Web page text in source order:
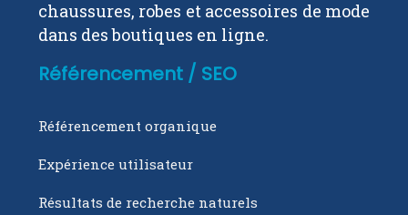
chaussures, robes et accessoires de mode
dans des boutiques en ligne.
Référencement / SEO
Référencement organique
Expérience utilisateur
Résultats de recherche naturels